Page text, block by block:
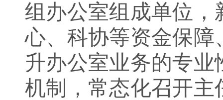
组办公室组成单位
心、科协等资金保
升办公室业务的专
机制，常态化召开主